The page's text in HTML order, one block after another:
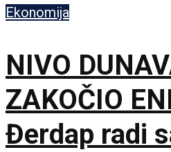
Ekonomija
NIVO
ZAKOČIO
Đerdap radi